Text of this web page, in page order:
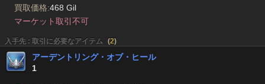
買取価格:468 Gil
マーケット取引不可
入手先 : 取引に必要なアイテム (2)
アーデントリング・オブ・ヒール
1